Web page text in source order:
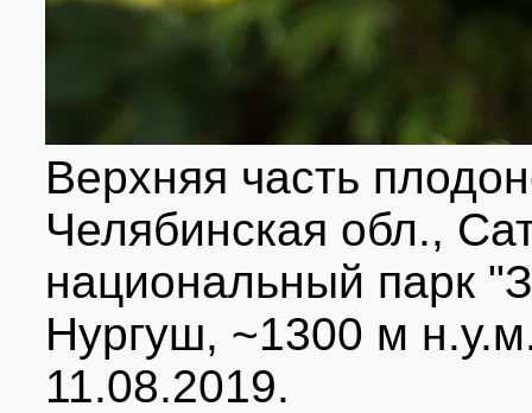
Верхняя часть
Челябинская обл.,
национальный парк
Нургуш, ~1300 м
11.08.2019.